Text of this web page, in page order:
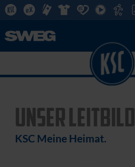
UNSER LEITBILD
KSC Meine Heimat.